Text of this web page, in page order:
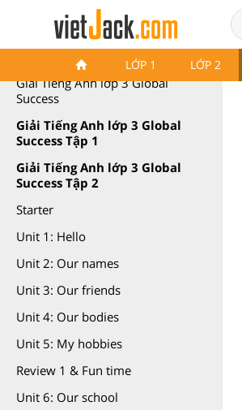
LỚP 1 LỚP 2
Tiếng Anh lớp 3 Global Success
Giải Tiếng Anh lớp 3 Global
Success
Giải Tiếng Anh lớp 3 Global
Success Tập 1
Giải Tiếng Anh lớp 3 Global
Success Tập 2
Starter
Unit 1: Hello
Unit 2: Our names
Unit 3: Our friends
Unit 4: Our bodies
Unit 5: My hobbies
Review 1 & Fun time
Unit 6: Our school